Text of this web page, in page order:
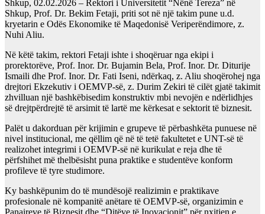
Shkup, 02.02.2026 – Rektori i Universitetit “Nënë Tereza” në
Shkup, Prof. Dr. Bekim Fetaji, priti sot në një takim pune u.d.
kryetarin e Odës Ekonomike të Maqedonisë Veriperëndimore, z.
Nuhi Aliu.
Në këtë takim, rektori Fetaji ishte i shoqëruar nga ekipi i
prorektorëve, Prof. Inor. Dr. Bujamin Bela, Prof. Inor. Dr. Diturije
Ismaili dhe Prof. Inor. Dr. Fati Iseni, ndërkaq, z. Aliu shoqërohej nga
drejtori Ekzekutiv i OEMVP-së, z. Durim Zekiri të cilët gjatë takimit
zhvilluan një bashkëbisedim konstruktiv mbi nevojën e ndërlidhjes
së drejtpërdrejtë të arsimit të lartë me kërkesat e sektorit të biznesit.
Palët u dakorduan për krijimin e grupeve të përbashkëta punuese në
nivel institucional, me qëllim që në të tetë fakultetet e UNT-së të
realizohet integrimi i OEMVP-së në kurikulat e reja dhe të
përfshihet më thelbësisht puna praktike e studentëve konform
profileve të tyre studimore.
Ky bashkëpunim do të mundësojë realizimin e praktikave
profesionale në kompanitë anëtare të OEMVP-së, organizimin e
Panaireve të Biznesit dhe “Ditëve të Inovacionit” për nxitjen e